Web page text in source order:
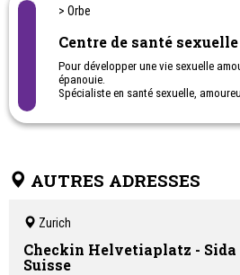
> Orbe
Centre de santé
Pour développer une vie sexuelle
épanouie.
Spécialiste en santé sexuelle,
AUTRES ADRESSES
Zurich
Checkin Helvetiaplatz -
Suisse